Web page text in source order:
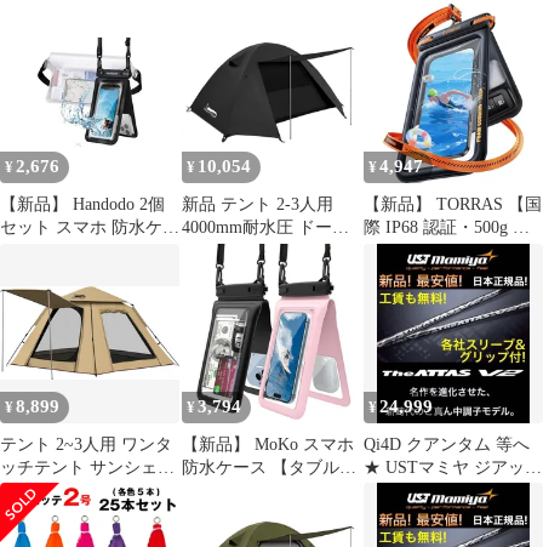
前室あり キャンプテン
ト コンパクト軽軽量 撥
水加工素材 自立式 二重
層構造 4シーズン 簡単
設営 初心者向け UVカ
ット 通気防風防雨 収納
袋付き (カーキ,Large
納防水ケース 2点セッ
ト 高い密封性 IP68完全
防水 タッチ操作対応 首
掛けストラップ付
iPhone17/16/15/14/Galax
yなど7インチ以下のス
マホに対応 海水浴/プー
ル/アウトドア Bla 0
¥ 2,676
【新品】 Handodo 2個
セット スマホ 防水ケー
ドライバッグ ダブルパ
ック設計 水中撮影/お風
呂/温泉/潜水/雨/海用
6.7インチスマホ適用 財
布 適用端末：iPhone 17
16 15 14 1 1
¥ 10,054
新品 テント 2-3人用
4000mm耐水圧 ドーム
テント 前室あり
DesertFox キャンプテン
ト コンパクト軽量 撥水
加工素材 二重層構造 4
シーズン 簡単設営 超軽
量 UVカット 自立式 通
気防風防雨 ツーリング
ドーム キャンプテント
(黒)
¥ 4,947
【新品】 TORRAS 【国
際 IP68 認証・500g 強
浮力設計】 小物収納ポ
ケット スマホ 防水ケー
ス お風呂 ぼうすい ス
トラップ付き 首かけ 顔
認証 高透過率画面 夏に
不可欠 海 プール 温泉
雨などに 携帯防水ケー
ス 7インチ以下スマホ
対応 F 0
¥8,899
テント 2~3人用 ワンタ
ッチテント サンシェー
ド 4000mm耐水圧 撥水
加工素材 二重層構造 軽
量4シーズン 設営簡単
¥ 3,794
【新品】 MoKo スマホ
防水ケース 【タブル収
全防水 ビニール製 2台
¥24,999
Qi4D クアンタム 等へ
★ USTマミヤ ジアッタ
スV2★ドラコンアッタ
ス